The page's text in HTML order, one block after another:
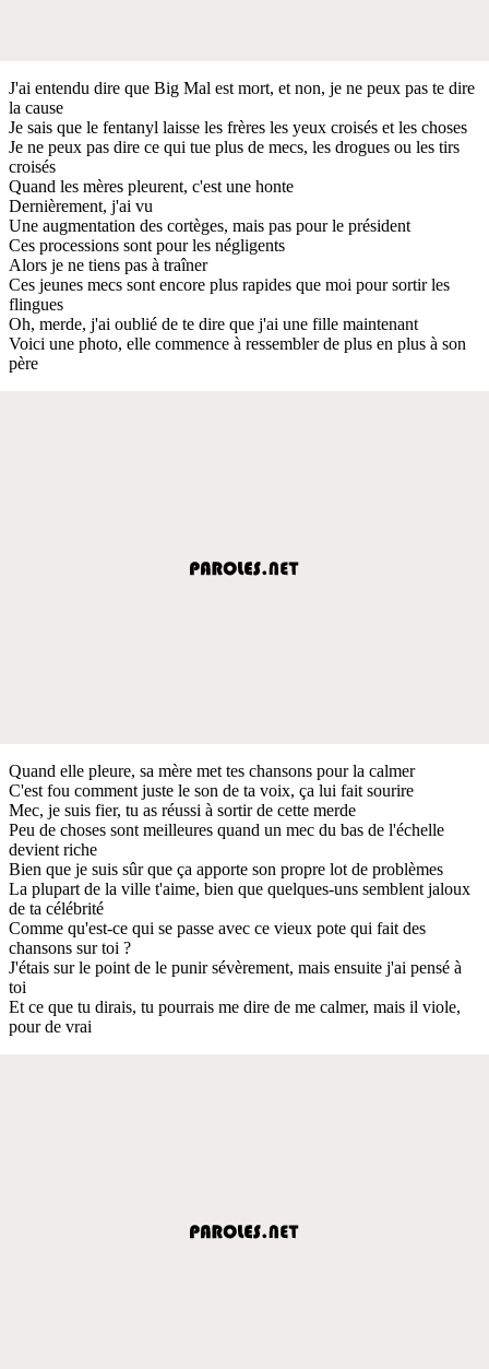
J'ai entendu dire que Big Mal est mort, et non, je ne peux pas te dire
la cause
Je sais que le fentanyl laisse les frères les yeux croisés et les choses
Je ne peux pas dire ce qui tue plus de mecs, les drogues ou les tirs
croisés
Quand les mères pleurent, c'est une honte
Dernièrement, j'ai vu
Une augmentation des cortèges, mais pas pour le président
Ces processions sont pour les négligents
Alors je ne tiens pas à traîner
Ces jeunes mecs sont encore plus rapides que moi pour sortir les
flingues
Oh, merde, j'ai oublié de te dire que j'ai une fille maintenant
Voici une photo, elle commence à ressembler de plus en plus à son
père
Quand elle pleure, sa mère met tes chansons pour la calmer
C'est fou comment juste le son de ta voix, ça lui fait sourire
Mec, je suis fier, tu as réussi à sortir de cette merde
Peu de choses sont meilleures quand un mec du bas de l'échelle
devient riche
Bien que je suis sûr que ça apporte son propre lot de problèmes
La plupart de la ville t'aime, bien que quelques-uns semblent jaloux
de ta célébrité
Comme qu'est-ce qui se passe avec ce vieux pote qui fait des
chansons sur toi ?
J'étais sur le point de le punir sévèrement, mais ensuite j'ai pensé à
toi
Et ce que tu dirais, tu pourrais me dire de me calmer, mais il viole,
pour de vrai